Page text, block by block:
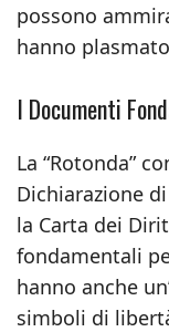
possono
hanno
I Documenti
La “Rotonda”
Dichiarazione
la Carta dei
fondamentali
hanno anche
simboli di